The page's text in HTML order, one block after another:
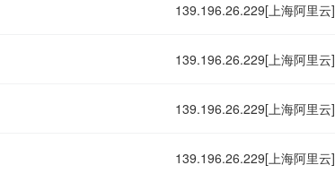
139.196.26.229[上海阿里云]
139.196.26.229[上海阿里云]
139.196.26.229[上海阿里云]
139.196.26.229[上海阿里云]